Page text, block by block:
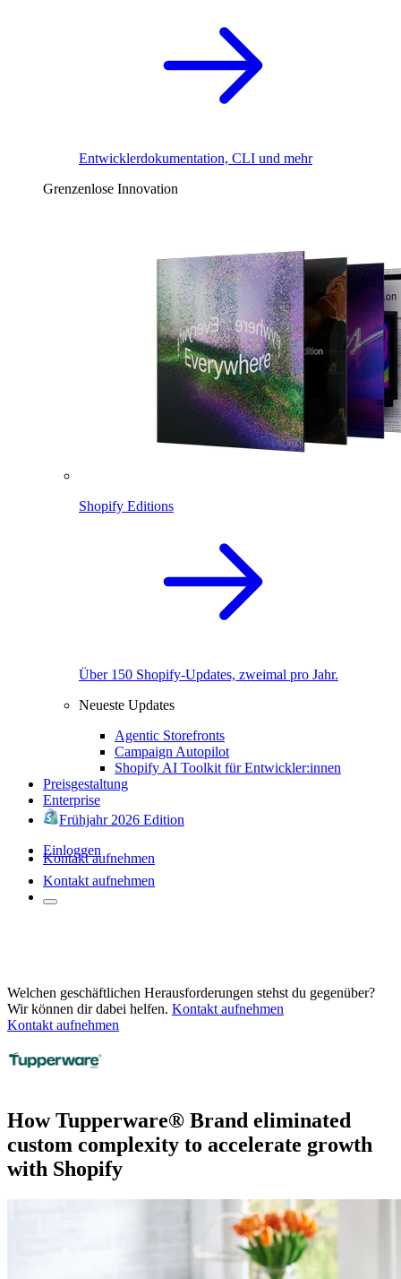
Entwicklerdokumentation, CLI und mehr
Grenzenlose Innovation
Shopify Editions
Über 150 Shopify-Updates, zweimal pro Jahr.
Neueste Updates
Agentic Storefronts
Campaign Autopilot
Shopify AI Toolkit für Entwickler:innen
Preisgestaltung
Enterprise
Frühjahr 2026 Edition
Einloggen
Kontakt aufnehmen
Kontakt aufnehmen
Welchen geschäftlichen Herausforderungen stehst du gegenüber?
Wir können dir dabei helfen. Kontakt aufnehmen
Kontakt aufnehmen
How Tupperware® Brand eliminated
custom complexity to accelerate growth
with Shopify